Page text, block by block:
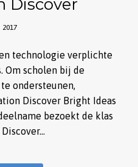
Discover
2017
technologie verplichte
Om scholen bij de
ondersteunen,
Discover Bright Ideas
bezoekt de klas